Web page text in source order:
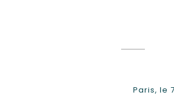
Paris, le